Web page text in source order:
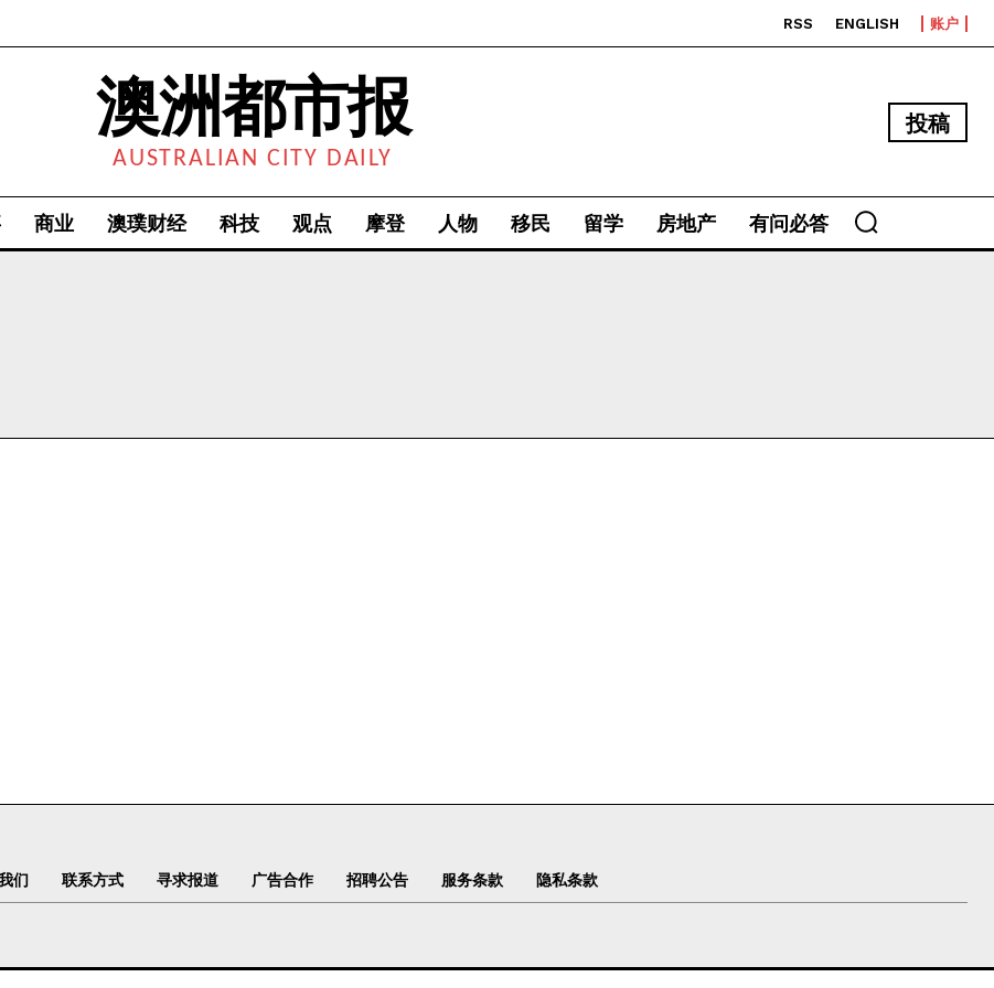
RSS ENGLISH 账户
澳洲都市报
AUSTRALIAN CITY DAILY
投稿
商业 澳璞财经 科技 观点 摩登 人物 移民 留学 房地产 有问必答
们 联系方式 寻求报道 广告合作 招聘公告 服务条款 隐私条款